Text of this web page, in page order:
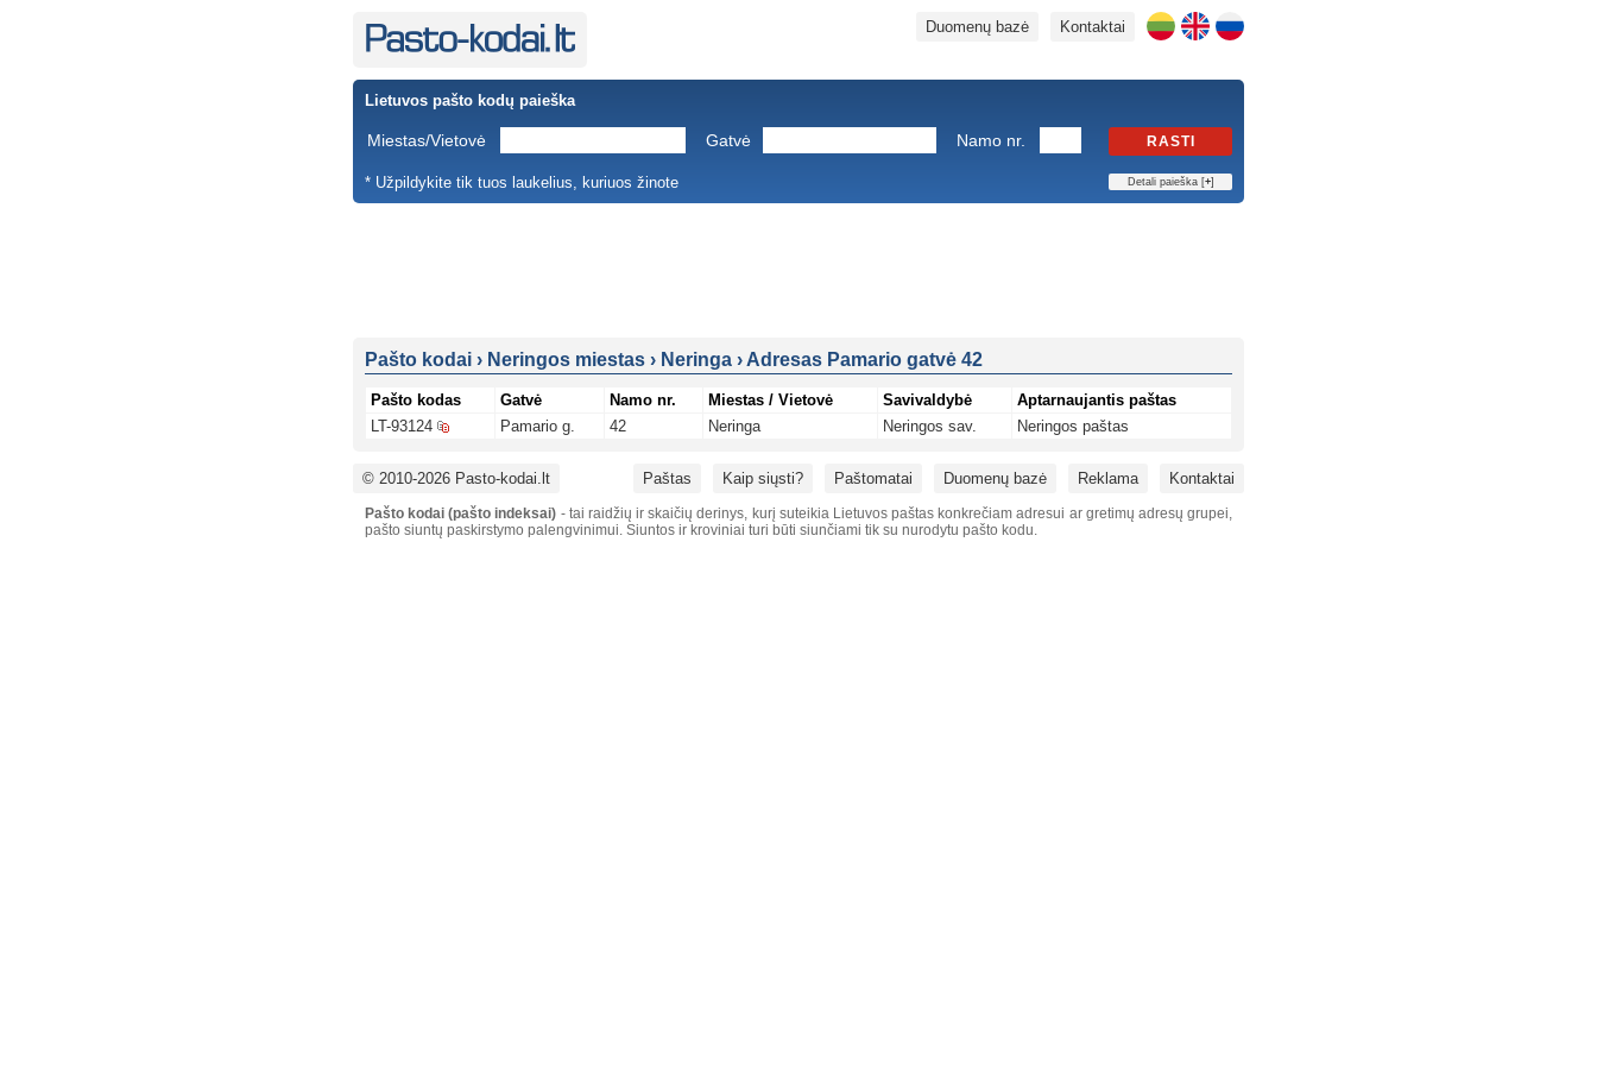
Kontaktai
Duomenų bazė
Lietuvos pašto kodų paieška
Miestas/Vietovė Gatvė Namo nr. RASTI
* Užpildykite tik tuos laukelius, kuriuos žinote Detali paieška [+]
Pašto kodai › Neringos miestas › Neringa › Adresas Pamario gatvė 42
Pašto kodas Gatvė Namo nr. Miestas / Vietovė Savivaldybė
Aptarnaujantis paštas
LT-93124
Pamario g. 42 Neringa Neringos sav. Neringos paštas
© 2010-2026 Pasto-kodai.lt Paštas Kaip siųsti? Paštomatai Duomenų bazė Reklama Kontaktai
Pašto kodai (pašto indeksai) - tai raidžių ir skaičių derinys, kurį suteikia Lietuvos paštas konkrečiam adresui ar gretimų adresų grupei,
pašto siuntų paskirstymo palengvinimui. Siuntos ir kroviniai turi būti siunčiami tik su nurodytu pašto kodu.